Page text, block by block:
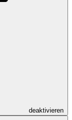
deaktivieren